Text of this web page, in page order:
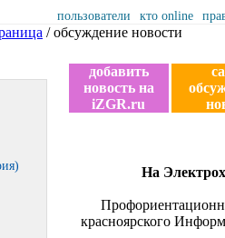
пользователи кто online
/ обсуждение новости
добавить
новость на
iZGR.ru
На
красноярского